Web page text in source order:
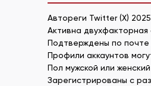
Автореги Twitter (X)
Активна двухфакторная
Подтверждены по почте
Профили аккаунтов
Пол мужской или женский
Зарегистрированы с